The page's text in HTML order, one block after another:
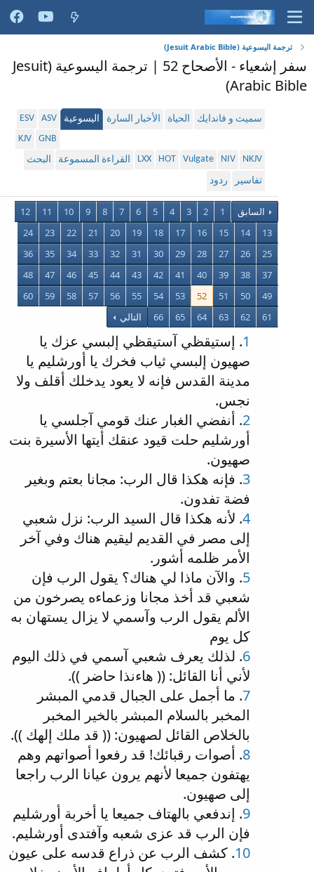
ترجمة اليسوعية (Jesuit Arabic Bible)
سفر إشعياء - الأصحاح 52 | ترجمة اليسوعية (Jesuit
Arabic Bible)
سميث و فاندايك الحياة الأخبار السارة اليسوعية ASV
ESV
GNB
KJV
NKJV
NIV
Vulgate
HOT
LXX القراءة المسموعة
البحث
تفاسير
ردود
السابق 1
2
3
4
5
6
7
8
9
10
11
12
13
14
15
16
17
18
19
20
21
22
23
24
25
26
27
28
29
30
31
32
33
34
35
36
37
38
39
40
41
42
43
44
45
46
47
48
49
50
51
52
53
54
55
56
57
58
59
60
61
62
63
64
65
66 التالي
1. إستيقظي آستيقظي إلبسي عزك يا
صهيون إلبسي ثياب فخرك يا أورشليم يا
مدينة القدس فإنه لا يعود يدخلك أقلف ولا
نجس.
2. أنفضي الغبار عنك قومي آجلسي يا
أورشليم حلت قيود عنقك أيتها الأسيرة بنت
صهيون.
3. فإنه هكذا قال الرب: مجانا بعتم وبغير
فضة تفدون.
4. لأنه هكذا قال السيد الرب: نزل شعبي
إلى مصر في القديم ليقيم هناك وفي آخر
الأمر ظلمه أشور.
5. والآن ماذا لي هناك؟ يقول الرب فإن
شعبي قد أخذ مجانا وزعماءه يصرخون من
الألم يقول الرب وآسمي لا يزال يستهان به
كل يوم
6. لذلك يعرف شعبي آسمي في ذلك اليوم
لأني أنا القائل: (( هاءنذا حاضر )).
7. ما أجمل على الجبال قدمي المبشر
المخبر بالسلام المبشر بالخير المخبر
بالخلاص القائل لصهيون: (( قد ملك إلهك )).
8. أصوات رقبائك! قد رفعوا أصواتهم وهم
يهتفون جميعا لأنهم يرون عيانا الرب راجعا
إلى صهيون.
9. إندفعي بالهتاف جميعا يا أخربة أورشليم
فإن الرب قد عزى شعبه وآفتدى أورشليم.
10. كشف الرب عن ذراع قدسه على عيون